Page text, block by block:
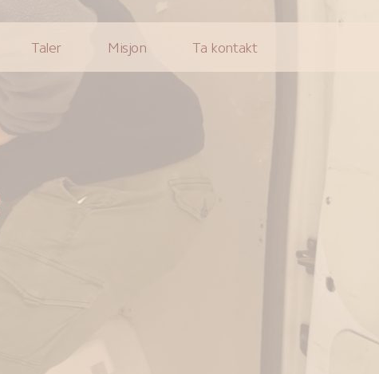
Taler Misjon Ta kontakt